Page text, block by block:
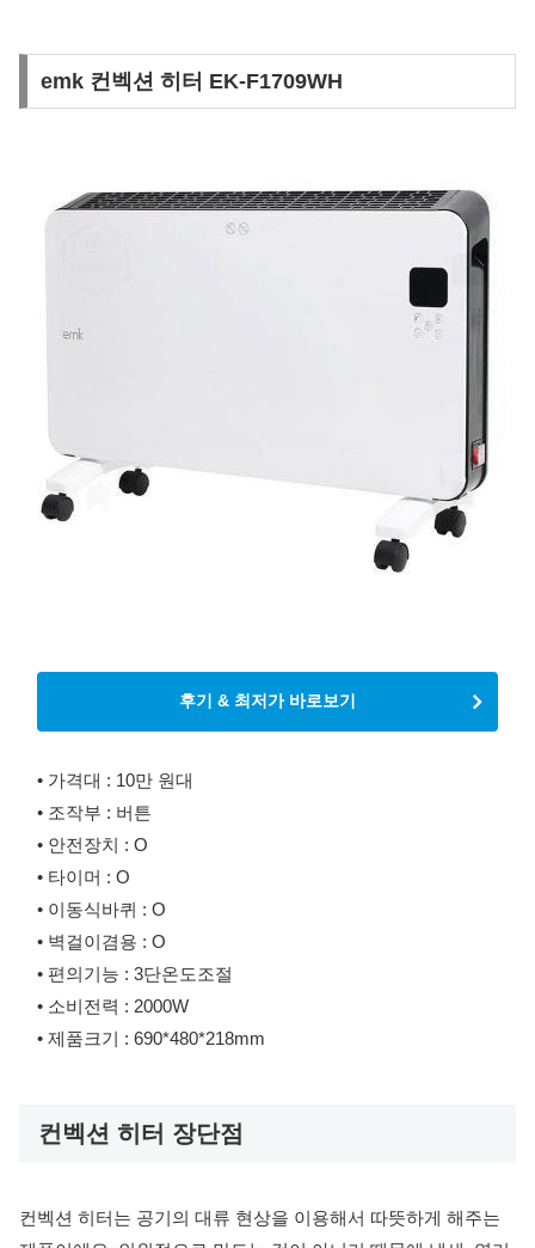
emk 컨벡션 히터 EK-F1709WH
후기 & 최저가 바로보기
• 가격대 : 10만 원대
• 조작부 : 버튼
• 안전장치 : O
• 타이머 : O
• 이동식바퀴 : O
• 벽걸이겸용 : O
• 편의기능 : 3단온도조절
• 소비전력 : 2000W
• 제품크기 : 690*480*218mm
컨벡션 히터 장단점
컨벡션 히터는 공기의 대류 현상을 이용해서 따뜻하게 해주는